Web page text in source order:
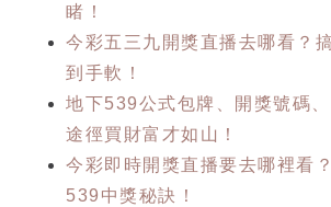
睹！
今彩五三九開獎直播去哪看？
到手軟！
地下539公式包牌、開獎號碼
途徑買財富才如山！
今彩即時開獎直播要去哪裡看
539中獎秘訣！